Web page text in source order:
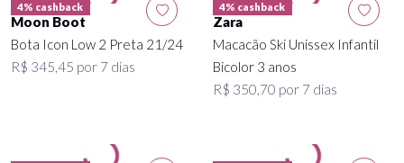
4% cashback
Moon Boot
Bota Icon Low 2 Preta 21/24
R$ 345,45 por 7 dias
4% cashback
Zara
Macacão Ski Unissex Infantil
Bicolor 3 anos
R$ 350,70 por 7 dias